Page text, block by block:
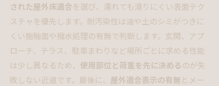
された屋外床適合を選び、濡れても滑りにくい表面テク
スチャを優先します。耐汚染性は油や土のシミがつきに
くい施釉面や撥水処理の有無で判断します。玄関、アプ
ローチ、テラス、駐車まわりなど場所ごとに求める性能
は少し異なるため、 使用部位と荷重を先に決めるのが失
敗しない近道です。最後に、 屋外適合表示の有無とメー